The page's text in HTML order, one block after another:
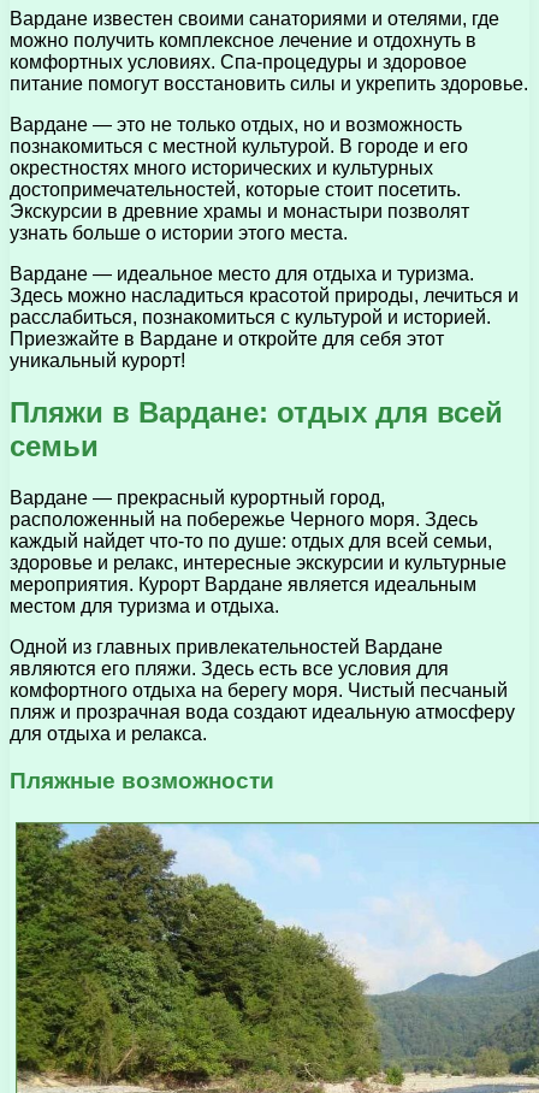
Вардане известен своими санаториями и отелями, где
можно получить комплексное лечение и отдохнуть в
комфортных условиях. Спа-процедуры и здоровое
питание помогут восстановить силы и укрепить здоровье.
Вардане — это не только отдых, но и возможность
познакомиться с местной культурой. В городе и его
окрестностях много исторических и культурных
достопримечательностей, которые стоит посетить.
Экскурсии в древние храмы и монастыри позволят
узнать больше о истории этого места.
Вардане — идеальное место для отдыха и туризма.
Здесь можно насладиться красотой природы, лечиться и
расслабиться, познакомиться с культурой и историей.
Приезжайте в Вардане и откройте для себя этот
уникальный курорт!
Пляжи в Вардане: отдых для всей
семьи
Вардане — прекрасный курортный город,
расположенный на побережье Черного моря. Здесь
каждый найдет что-то по душе: отдых для всей семьи,
здоровье и релакс, интересные экскурсии и культурные
мероприятия. Курорт Вардане является идеальным
местом для туризма и отдыха.
Одной из главных привлекательностей Вардане
являются его пляжи. Здесь есть все условия для
комфортного отдыха на берегу моря. Чистый песчаный
пляж и прозрачная вода создают идеальную атмосферу
для отдыха и релакса.
Пляжные возможности